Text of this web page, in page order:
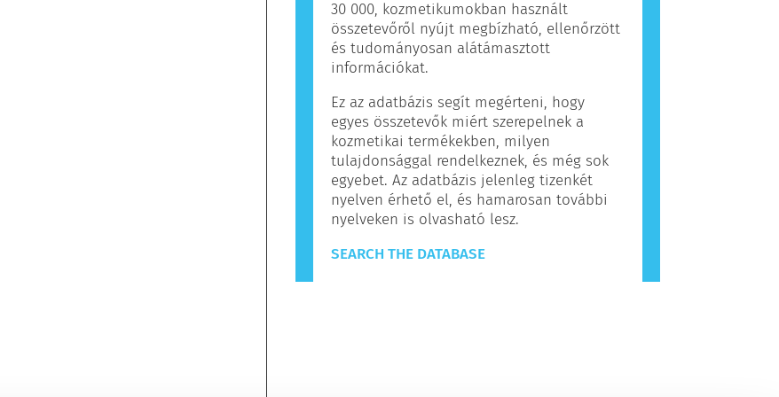
30 000, kozmetikumokban használt
összetevőről nyújt megbízható, ellenőrzött
és tudományosan alátámasztott
információkat.
Ez az adatbázis segít megérteni, hogy
egyes összetevők miért szerepelnek a
kozmetikai termékekben, milyen
tulajdonsággal rendelkeznek, és még sok
egyebet. Az adatbázis jelenleg tizenkét
nyelven érhető el, és hamarosan további
nyelveken is olvasható lesz.
SEARCH THE DATABASE